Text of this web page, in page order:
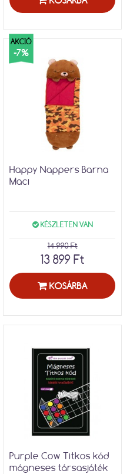
AKCIÓ
-7%
Happy Nappers Barna
Maci
KÉSZLETEN VAN
14 990 Ft
13 899 Ft
KOSÁRBA
Purple Cow Titkos kód
mágneses társasjáték